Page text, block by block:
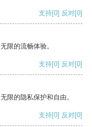
支持[0] 反对[0]
限的流畅体验。
支持[0] 反对[0]
限的隐私保护和自由。
支持[0] 反对[0]